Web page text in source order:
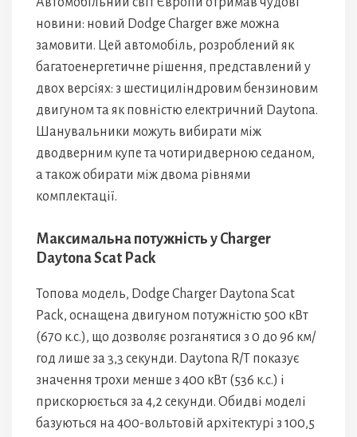
новини: новий Dodge Charger вже можна
замовити. Цей автомобіль, розроблений як
багатоенергетичне рішення, представлений у
двох версіях: з шестициліндровим бензиновим
двигуном та як повністю електричний Daytona.
Шанувальники можуть вибирати між
дводверним купе та чотиридверною седаном,
а також обирати між двома рівнями
комплектації.
Максимальна потужність у Charger
Daytona Scat Pack
Топова модель, Dodge Charger Daytona Scat
Pack, оснащена двигуном потужністю 500 кВт
(670 к.с.), що дозволяє розганятися з 0 до 96 км/
год лише за 3,3 секунди. Daytona R/T показує
значення трохи менше з 400 кВт (536 к.с.) і
прискорюється за 4,2 секунди. Обидві моделі
базуються на 400-вольтовій архітектурі з 100,5